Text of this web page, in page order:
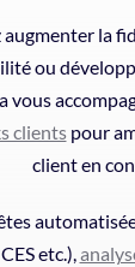
augmenter la
ou
vous
clientspour
client en
etc.),